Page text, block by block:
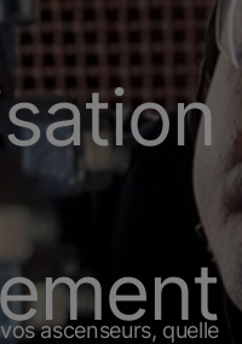
ascenseurs, quelle